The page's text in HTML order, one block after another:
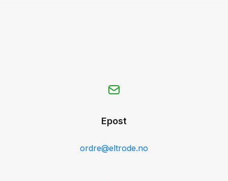
Epost
ordre@eltrode.no